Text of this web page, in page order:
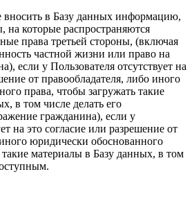
вносить в Базу данных информацию,
которые распространяются
права третьей стороны, (включая
частной жизни или право на
если у Пользователя отсутствует на
от правообладателя, либо иного
права, чтобы загружать такие
в том числе делать его
гражданина), если у
на это согласие или разрешение от
юридически обоснованного
материалы в Базу данных, в том